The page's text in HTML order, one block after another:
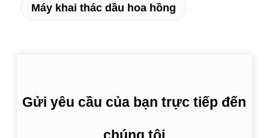
Máy khai thác dầu hoa hồng
Gửi yêu cầu của bạn trực tiếp đến